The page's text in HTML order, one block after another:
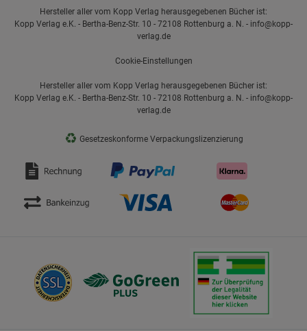
Hersteller aller vom Kopp Verlag herausgegebenen Bücher ist:
Kopp Verlag e.K. - Bertha-Benz-Str. 10 - 72108 Rottenburg a. N. - info@kopp-
verlag.de
Cookie-Einstellungen
Hersteller aller vom Kopp Verlag herausgegebenen Bücher ist:
Kopp Verlag e.K. - Bertha-Benz-Str. 10 - 72108 Rottenburg a. N. - info@kopp-
verlag.de
♻ Gesetzeskonforme Verpackungslizenzierung